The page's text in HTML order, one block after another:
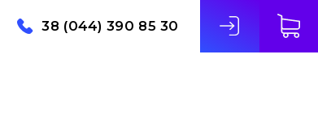
38 (044) 390 85 30